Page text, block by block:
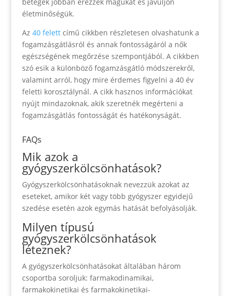
életminőségük.
Az 40 felettcímű cikkben részletesen olvashatunk a
fogamzásgátlásról és annak fontosságáról a nők
egészségének megőrzése szempontjából. A cikkben
szó esik a különböző fogamzásgátló módszerekről,
valamint arról, hogy mire érdemes figyelni a 40 év
feletti korosztálynál. A cikk hasznos információkat
nyújt mindazoknak, akik szeretnék megérteni a
fogamzásgátlás fontosságát és hatékonyságát.
FAQs
Mik azok a
gyógyszerkölcsönhatások?
Gyógyszerkölcsönhatásoknak nevezzük azokat az
eseteket, amikor két vagy több gyógyszer egyidejű
szedése esetén azok egymás hatását befolyásolják.
Milyen típusú
gyógyszerkölcsönhatások
léteznek?
A gyógyszerkölcsönhatásokat általában három
csoportba soroljuk: farmakodinamikai,
farmakokinetikai és farmakokinetikai-